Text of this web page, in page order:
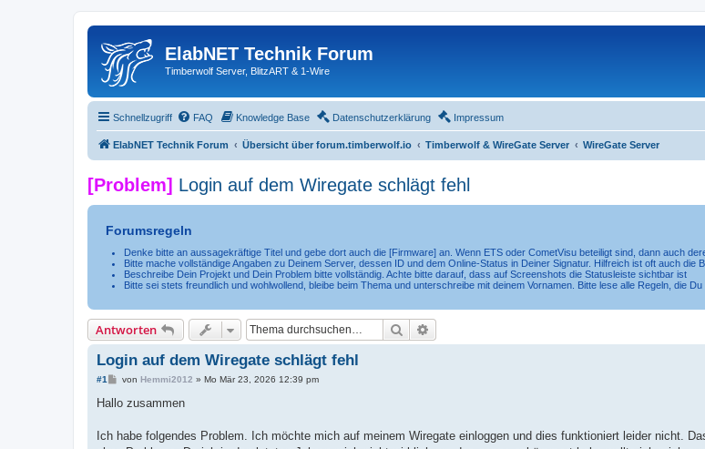
ElabNET Technik Forum
Timberwolf Server, BlitzART & 1-Wire
Schnellzugriff FAQ Knowledge Base Datenschutzerklärung Impressum
ElabNET Technik Forum Übersicht über forum.timberwolf.io Timberwolf & WireGate Server WireGate Server
[Problem] Login auf dem Wiregate schlägt fehl
Forumsregeln
Denke bitte an aussagekräftige Titel und gebe dort auch die [Firmware] an. Wenn ETS oder CometVisu beteiligt sind, dann auch
Bitte mache vollständige Angaben zu Deinem Server, dessen ID und dem Online-Status in Deiner Signatur. Hilfreich ist oft auch
Beschreibe Dein Projekt und Dein Problem bitte vollständig. Achte bitte darauf, dass auf Screenshots die Statusleiste sichtbar ist
Bitte sei stets freundlich und wohlwollend, bleibe beim Thema und unterschreibe mit deinem Vornamen. Bitte lese alle Regeln, die Du
Antworten Suche
Login auf dem Wiregate schlägt fehl
#1
B
i
a
von Hemmi2012 » Mo Mär 23, 2026 12:39 pm
Hallo zusammen
Ich habe folgendes Problem. Ich möchte mich auf meinem Wiregate einloggen und dies funktioniert leider nicht.